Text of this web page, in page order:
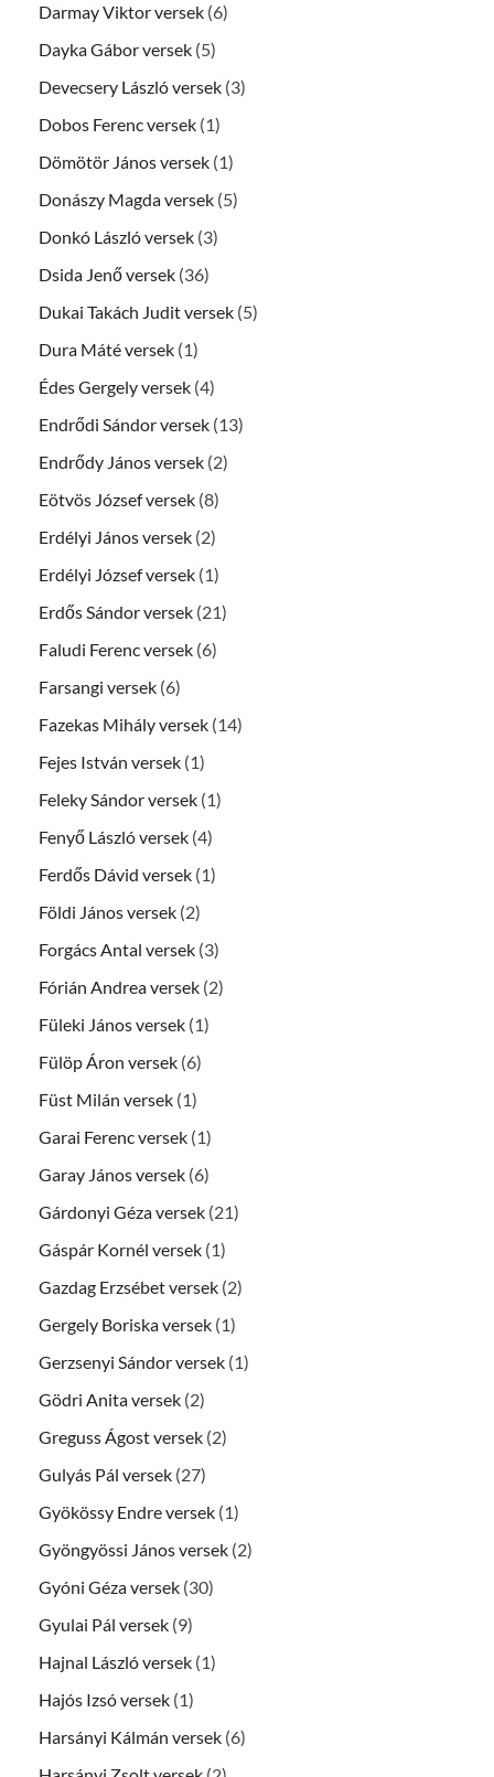
Darmay Viktor versek (6)
Dayka Gábor versek (5)
Devecsery László versek (3)
Dobos Ferenc versek (1)
Dömötör János versek (1)
Donászy Magda versek (5)
Donkó László versek (3)
Dsida Jenő versek (36)
Dukai Takách Judit versek (5)
Dura Máté versek (1)
Édes Gergely versek (4)
Endrődi Sándor versek (13)
Endrődy János versek (2)
Eötvös József versek (8)
Erdélyi János versek (2)
Erdélyi József versek (1)
Erdős Sándor versek (21)
Faludi Ferenc versek (6)
Farsangi versek (6)
Fazekas Mihály versek (14)
Fejes István versek (1)
Feleky Sándor versek (1)
Fenyő László versek (4)
Ferdős Dávid versek (1)
Földi János versek (2)
Forgács Antal versek (3)
Fórián Andrea versek (2)
Füleki János versek (1)
Fülöp Áron versek (6)
Füst Milán versek (1)
Garai Ferenc versek (1)
Garay János versek (6)
Gárdonyi Géza versek (21)
Gáspár Kornél versek (1)
Gazdag Erzsébet versek (2)
Gergely Boriska versek (1)
Gerzsenyi Sándor versek (1)
Gödri Anita versek (2)
Greguss Ágost versek (2)
Gulyás Pál versek (27)
Gyökössy Endre versek (1)
Gyöngyössi János versek (2)
Gyóni Géza versek (30)
Gyulai Pál versek (9)
Hajnal László versek (1)
Hajós Izsó versek (1)
Harsányi Kálmán versek (6)